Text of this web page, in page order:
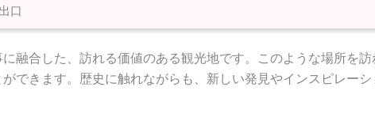
口
融合した、訪れる価値のある観光地です。このような場所を
できます。歴史に触れながらも、新しい発見やインスピレー